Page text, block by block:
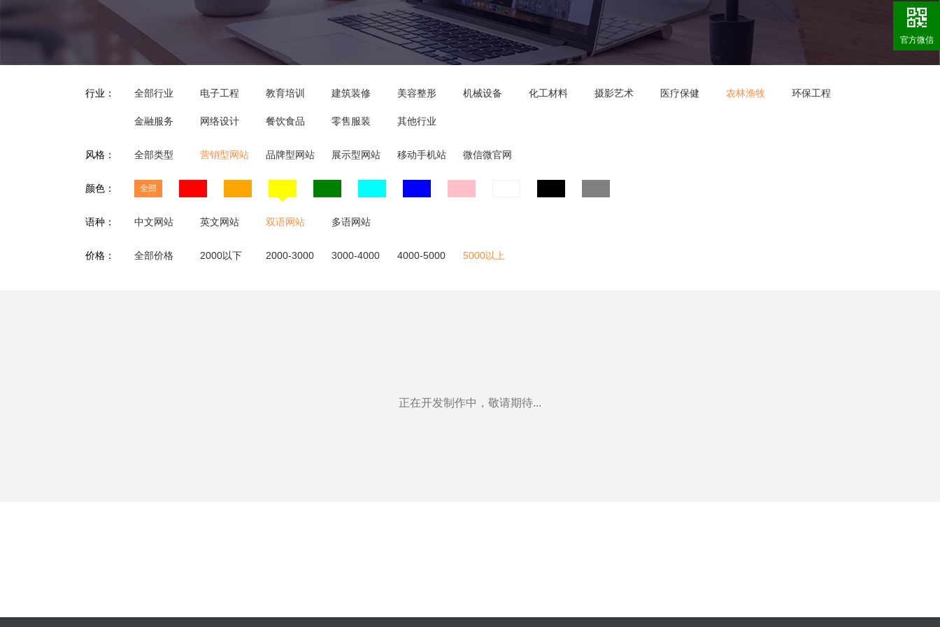
行业： 全部行业 电子工程 教育培训 建筑装修 美容整形 机械设备 化工材料 摄影艺术 医疗保健 农林渔牧 环保工程
金融服务 网络设计 餐饮食品 零售服装 其他行业
风格： 全部类型 营销型网站 品牌型网站 展示型网站 移动手机站 微信微官网
颜色： 全部
语种： 中文网站 英文网站 双语网站 多语网站
价格： 全部价格 2000以下 2000-3000 3000-4000 4000-5000 5000以上
正在开发制作中，敬请期待...
官方微信